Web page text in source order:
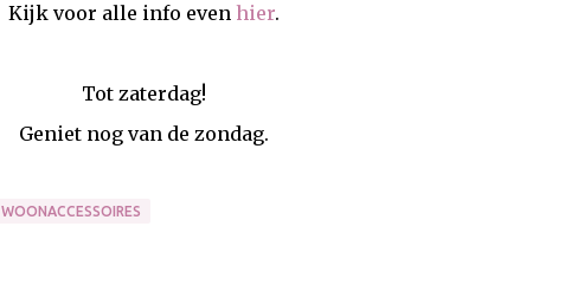
Kijk voor alle info even hier.
Tot zaterdag!
Geniet nog van de zondag.
WOONACCESSOIRES